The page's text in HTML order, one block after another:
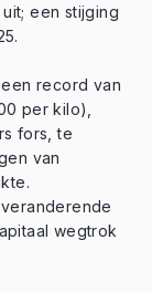
uit; een stijging
record van
per kilo),
fors, te
van
wegtrok